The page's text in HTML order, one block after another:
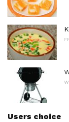
Users choice